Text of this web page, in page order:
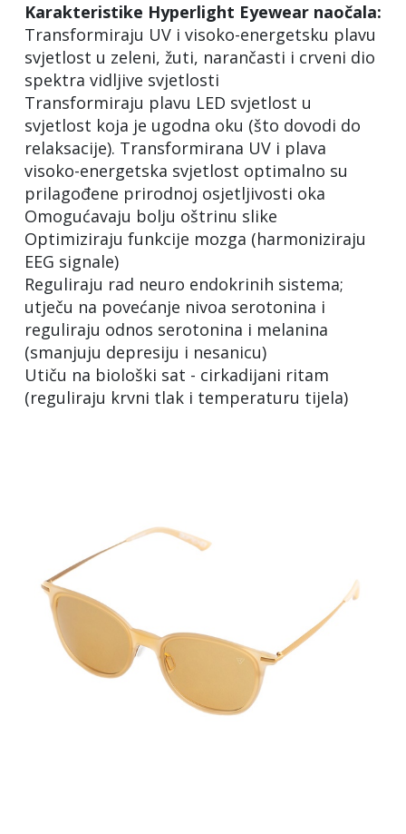
Karakteristike Hyperlight Eyewear naočala:
Transformiraju UV i visoko-energetsku plavu
svjetlost u zeleni, žuti, narančasti i crveni dio
spektra vidljive svjetlosti
Transformiraju plavu LED svjetlost u
svjetlost koja je ugodna oku (što dovodi do
relaksacije). Transformirana UV i plava
visoko-energetska svjetlost optimalno su
prilagođene prirodnoj osjetljivosti oka
Omogućavaju bolju oštrinu slike
Optimiziraju funkcije mozga (harmoniziraju
EEG signale)
Reguliraju rad neuro endokrinih sistema;
utječu na povećanje nivoa serotonina i
reguliraju odnos serotonina i melanina
(smanjuju depresiju i nesanicu)
Utiču na biološki sat - cirkadijani ritam
(reguliraju krvni tlak i temperaturu tijela)